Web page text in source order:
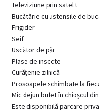
Televiziune prin satelit
Bucătărie cu ustensile de
Frigider
Seif
Uscător de păr
Plase de insecte
Curățenie zilnică
Prosoapele schimbate la
Mic dejun bufet în chioșcul
Este disponibilă parcare